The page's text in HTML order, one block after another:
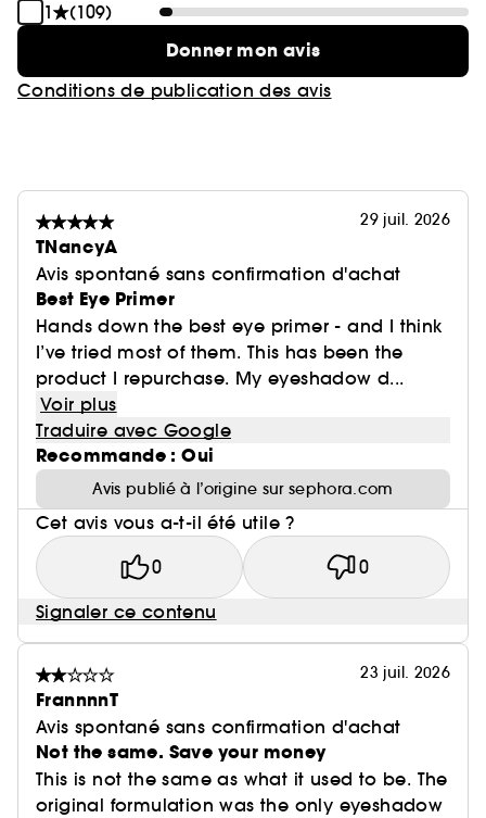
1
(109)
Donner mon avis
Conditions de publication des avis
29 juil. 2026
TNancyA
Avis spontané sans confirmation d'achat
Best Eye Primer
Hands down the best eye primer - and I think
I’ve tried most of them. This has been the
product I repurchase. My eyeshadow d...
Voir plus
Traduire avec Google
Recommande : Oui
Avis publié à l’origine sur sephora.com
Cet avis vous a-t-il été utile ?
0 0
Signaler ce contenu
23 juil. 2026
FrannnnT
Avis spontané sans confirmation d'achat
Not the same. Save your money
This is not the same as what it used to be. The
original formulation was the only eyeshadow